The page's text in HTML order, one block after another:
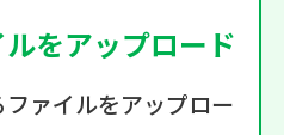
をアップロード
ァイルをアップロー